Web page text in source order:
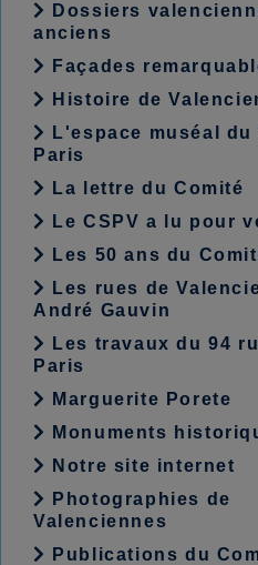
Dossiers
anciens
Façades
Histoire de
L'espace muséal du
Paris
La lettre du Comité
Le CSPV a lu pour
Les 50 ans du
Les rues de
André Gauvin
Les travaux du 94
Paris
Marguerite Porete
Monuments
Notre site internet
Photographies de
Valenciennes
Publications du